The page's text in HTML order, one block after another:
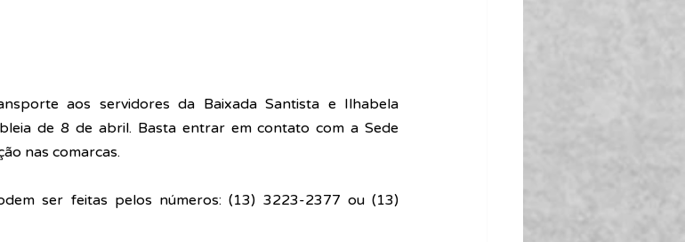
aos servidores da Baixada Santista e Ilhabela
de 8 de abril. Basta entrar em contato com a Sede
nas comarcas.
ser feitas pelos números: (13) 3223-2377 ou (13)